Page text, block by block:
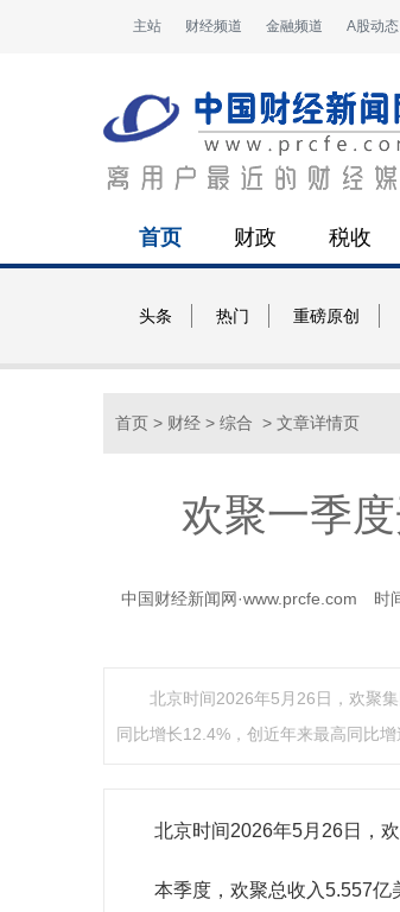
主站 财经频道 金融频道 A股动态
首页 财政 税收
头条 热门 重磅原创
首页 > 财经 > 综合 > 文章详情页
欢聚一季
中国财经新闻网·www.prcfe.com 时
北京时间2026年5月26日，欢聚
同比增长12.4%，创近年来最高同比
北京时间2026年5月26日，
本季度，欢聚总收入5.557亿